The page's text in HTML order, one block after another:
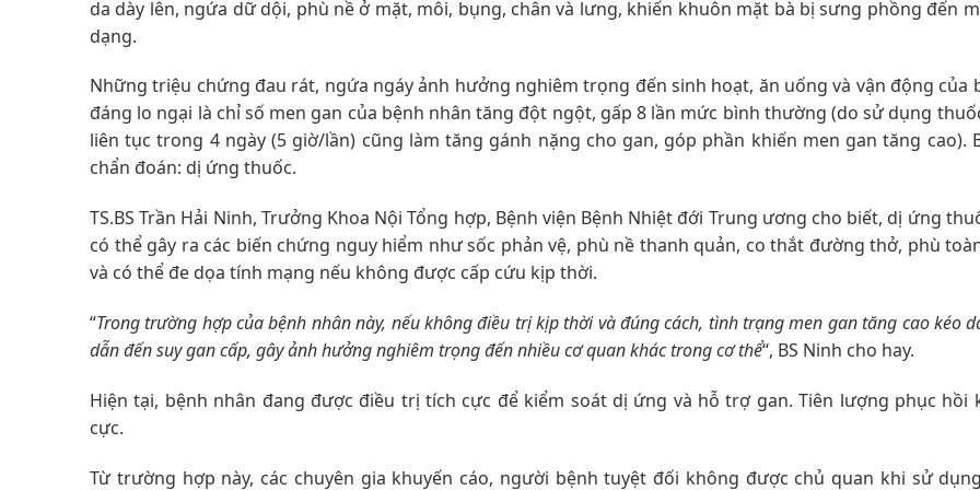
da dày lên, ngứa dữ dội, phù nề ở mặt, môi, bụng, chân và lưng, khiến khuôn mặt bà bị sưng phồng đến
dạng.
Những triệu chứng đau rát, ngứa ngáy ảnh hưởng nghiêm trọng đến sinh hoạt, ăn uống và vận động của
đáng lo ngại là chỉ số men gan của bệnh nhân tăng đột ngột, gấp 8 lần mức bình thường (do sử dụng
liên tục trong 4 ngày (5 giờ/lần) cũng làm tăng gánh nặng cho gan, góp phần khiến men gan tăng cao).
chẩn đoán: dị ứng thuốc.
TS.BS Trần Hải Ninh, Trưởng Khoa Nội Tổng hợp, Bệnh viện Bệnh Nhiệt đới Trung ương cho biết, dị ứng
có thể gây ra các biến chứng nguy hiểm như sốc phản vệ, phù nề thanh quản, co thắt đường thở, phù
và có thể đe dọa tính mạng nếu không được cấp cứu kịp thời.
“Trong trường hợp của bệnh nhân này, nếu không điều trị kịp thời và đúng cách, tình trạng men gan tăng cao kéo
dẫn đến suy gan cấp, gây ảnh hưởng nghiêm trọng đến nhiều cơ quan khác trong cơ thể“, BS Ninh cho hay.
Hiện tại, bệnh nhân đang được điều trị tích cực để kiểm soát dị ứng và hỗ trợ gan. Tiên lượng phục hồi
cực.
Từ trường hợp này, các chuyên gia khuyến cáo, người bệnh tuyệt đối không được chủ quan khi sử